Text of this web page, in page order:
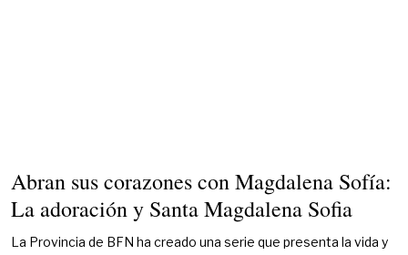
Abran sus corazones con Magdalena Sofía:
La adoración y Santa Magdalena Sofia
La Provincia de BFN ha creado una serie que presenta la vida y